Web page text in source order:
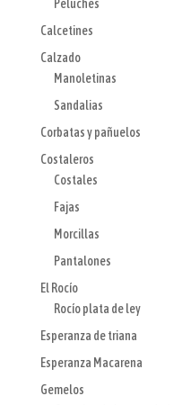
Peluches
Calcetines
Calzado
Manoletinas
Sandalias
Corbatas y pañuelos
Costaleros
Costales
Fajas
Morcillas
Pantalones
El Rocío
Rocío plata de ley
Esperanza de triana
Esperanza Macarena
Gemelos